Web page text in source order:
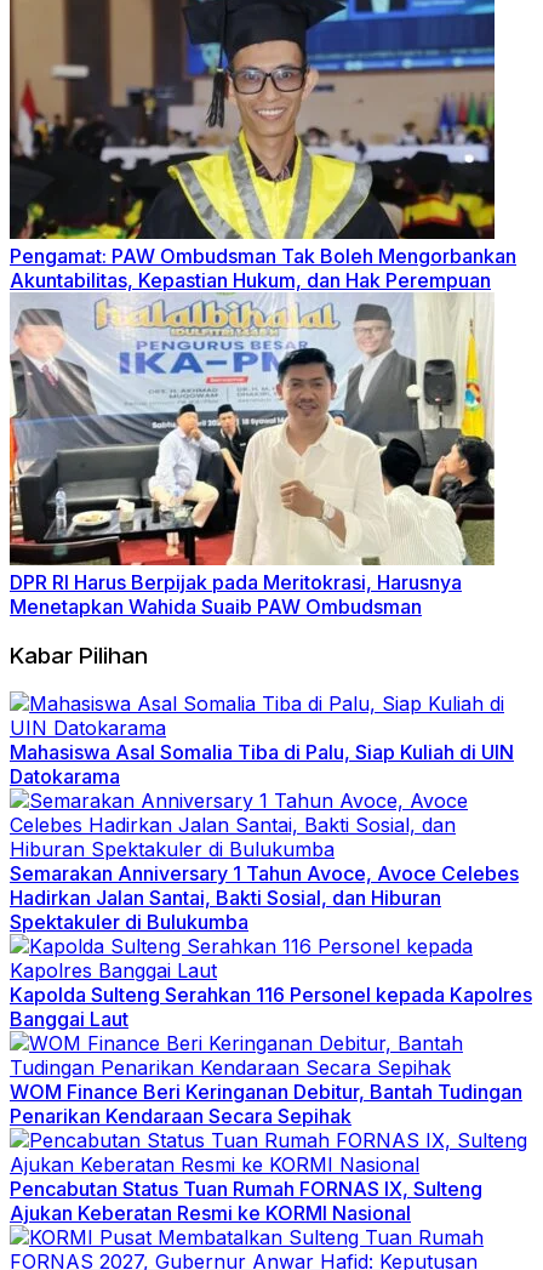
Pengamat: PAW Ombudsman Tak Boleh Mengorbankan
Akuntabilitas, Kepastian Hukum, dan Hak Perempuan
DPR RI Harus Berpijak pada Meritokrasi, Harusnya
Menetapkan Wahida Suaib PAW Ombudsman
Kabar Pilihan
Mahasiswa Asal Somalia Tiba di Palu, Siap Kuliah di UIN
Datokarama
Semarakan Anniversary 1 Tahun Avoce, Avoce Celebes
Hadirkan Jalan Santai, Bakti Sosial, dan Hiburan
Spektakuler di Bulukumba
Kapolda Sulteng Serahkan 116 Personel kepada Kapolres
Banggai Laut
WOM Finance Beri Keringanan Debitur, Bantah Tudingan
Penarikan Kendaraan Secara Sepihak
Pencabutan Status Tuan Rumah FORNAS IX, Sulteng
Ajukan Keberatan Resmi ke KORMI Nasional